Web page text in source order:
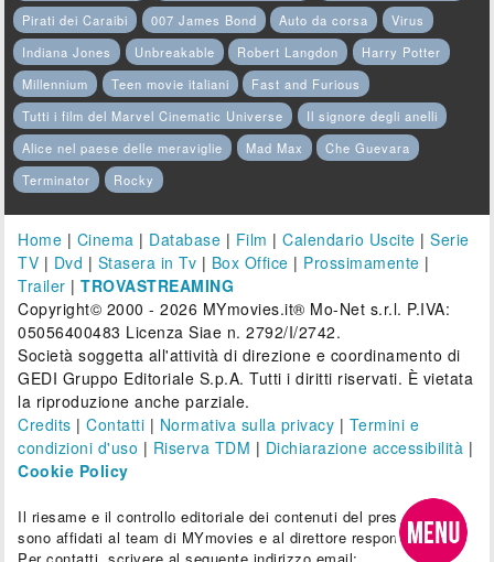
Pirati dei Caraibi
007 James Bond Auto da corsa
Virus
Indiana Jones
Unbreakable Robert Langdon
Harry Potter
Millennium
Teen movie italiani
Fast and Furious
Tutti i film del Marvel Cinematic Universe
Il signore degli anelli
Alice nel paese delle meraviglie
Mad Max
Che Guevara
Terminator
Rocky
Home | Cinema | Database | Film |Calendario Uscite |Serie
TV | Dvd | Stasera in Tv | Box Office | Prossimamente |
Trailer |TROVASTREAMING
Copyright© 2000 - 2026 MYmovies.it® Mo-Net s.r.l. P.IVA:
05056400483 Licenza Siae n. 2792/I/2742.
Società soggetta all'attività di direzione e coordinamento di
GEDI Gruppo Editoriale S.p.A. Tutti i diritti riservati. È vietata
la riproduzione anche parziale.
Credits |Contatti | Normativa sulla privacy | Termini e
condizioni d'uso | Riserva TDM | Dichiarazione accessibilità |
Cookie Policy
Il riesame e il controllo editoriale dei contenuti del presente sito
sono affidati al team di MYmovies e al direttore responsabile.